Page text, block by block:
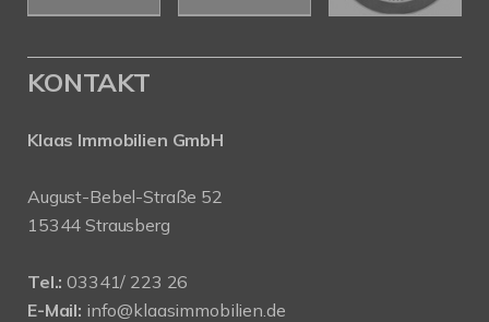
KONTAKT
Klaas Immobilien GmbH
August-Bebel-Straße 52
15344 Strausberg
Tel.: 03341/ 223 26
E-Mail: info@klaasimmobilien.de